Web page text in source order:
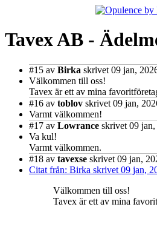
Tavex AB -
#15 av Birka skrivet 09 jan,
Välkommen till oss!
Tavex är ett av mina
#16 av toblov skrivet 09 jan,
Varmt välkommen!
#17 av Lowrance skrivet 09
Va kul!
Varmt välkommen.
#18 av tavexse skrivet 09 jan,
Citat från: Birka skrivet 09 jan,
Välkommen till oss!
Tavex är ett av mina